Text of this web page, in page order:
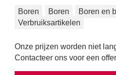
Tuinmachines
Veiligheid
Onze prijzen worden niet
Contacteer ons voor een
Boren Boren Boren en
Verbruiksartikelen